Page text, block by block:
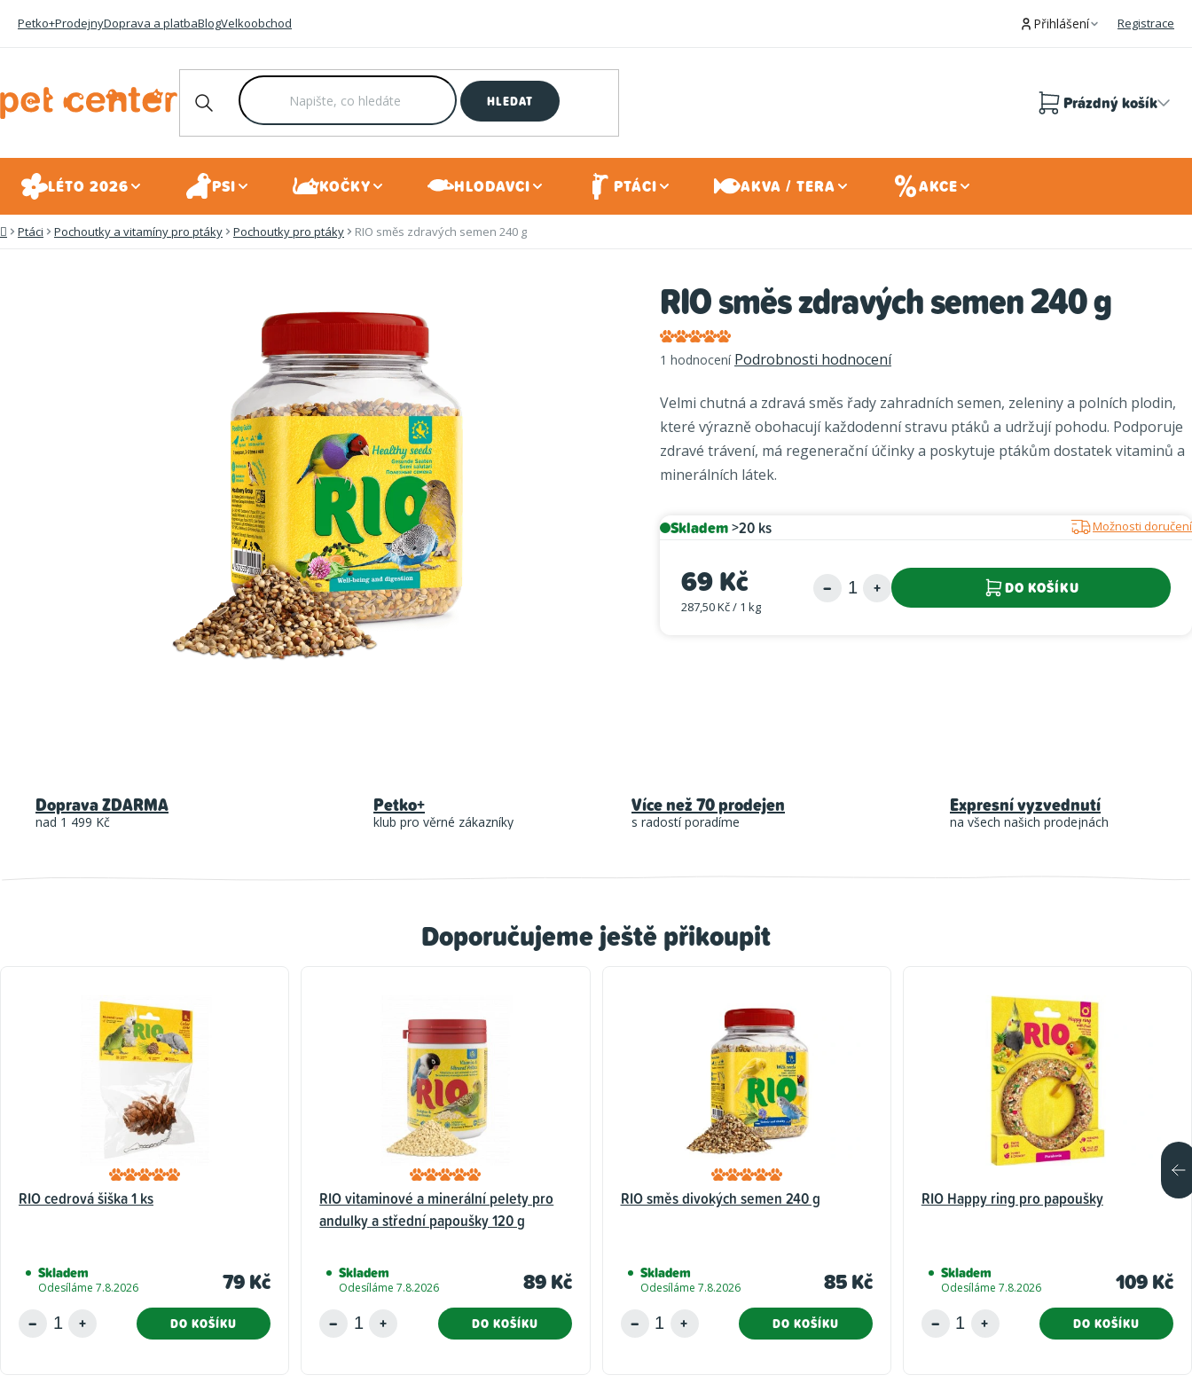
Petko+ProdejnyDoprava a platbaBlogVelkoobchod Přihlášení Registrace
HLEDAT Prázdný košík
LÉTO 2026 PSI KOČKY HLODAVCI PTÁCI AKVA / TERA AKCE
DomůPtáci Pochoutky a vitamíny pro ptáky Pochoutky pro ptáky RIO směs zdravých semen 240 g
RIO směs zdravých semen 240 g
Průměrné
hodnocení
je
5,0
z
5
1 hodnocení Podrobnosti hodnocení
Velmi chutná a zdravá směs řady zahradních semen, zeleniny a polních plodin,
které výrazně obohacují každodenní stravu ptáků a udržují pohodu. Podporuje
zdravé trávení, má regenerační účinky a poskytuje ptákům dostatek vitaminů a
minerálních látek.
Skladem>20 ks Možnosti doručení
69 Kč
Měrná cena:
287,50 Kč / 1 kg
DO KOŠÍKU
Doporučujeme ještě přikoupit
RIO cedrová šiška 1 ks
Skladem
Odesíláme 7.8.2026 79 Kč
DO KOŠÍKU
RIO vitaminové a minerální pelety pro
andulky a střední papoušky 120 g
Skladem
Odesíláme 7.8.2026 89 Kč
DO KOŠÍKU
RIO směs divokých semen 240 g
Skladem
Odesíláme 7.8.2026 85 Kč
DO KOŠÍKU
RIO Happy ring pro papoušky
Skladem
Odesíláme 7.8.2026 109 Kč
DO KOŠÍKU
Doprava ZDARMA
nad 1 499 Kč
Petko+
klub pro věrné zákazníky
Více než 70 prodejen
s radostí poradíme
Expresní vyzvednutí
na všech našich prodejnách